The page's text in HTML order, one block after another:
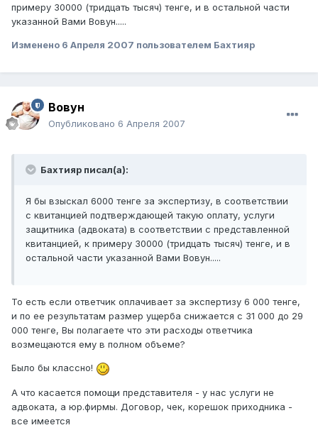
примеру 30000 (тридцать тысяч) тенге, и в остальной части
указанной Вами Вовун.....
Изменено 6 Апреля 2007 пользователем Бахтияр
Вовун
Опубликовано 6 Апреля 2007
Бахтияр писал(а):
Я бы взыскал 6000 тенге за экспертизу, в соответствии
с квитанцией подтверждающей такую оплату, услуги
защитника (адвоката) в соответствии с представленной
квитанцией, к примеру 30000 (тридцать тысяч) тенге, и в
остальной части указанной Вами Вовун.....
То есть если ответчик оплачивает за экспертизу 6 000 тенге,
и по ее результатам размер ущерба снижается с 31 000 до 29
000 тенге, Вы полагаете что эти расходы ответчика
возмещаются ему в полном объеме?
Было бы классно!
А что касается помощи представителя - у нас услуги не
адвоката, а юр.фирмы. Договор, чек, корешок приходника -
все имеется